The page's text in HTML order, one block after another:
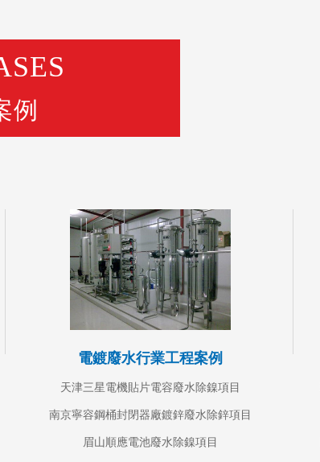
例
電鍍廢水行業工程案例
天津三星電機貼片電容廢水除鎳項目
南京寧容鋼桶封閉器廠鍍鋅廢水除鋅項目
眉山順應電池廢水除鎳項目